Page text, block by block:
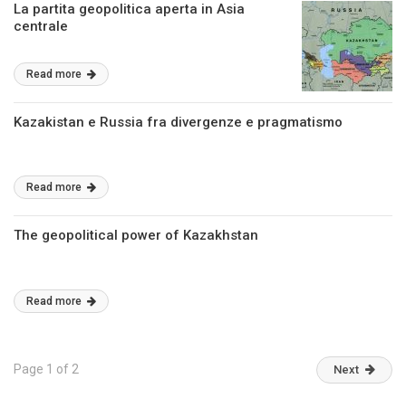
La partita geopolitica aperta in Asia
centrale
Read more
Kazakistan e Russia fra divergenze e pragmatismo
Read more
The geopolitical power of Kazakhstan
Read more
Page 1 of 2 Next